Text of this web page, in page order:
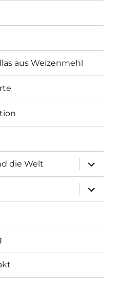
aus Weizenmehl
die Welt
öffnen
öffnen